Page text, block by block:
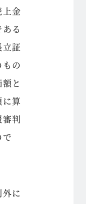
金
る
証
の
と
算
判
に